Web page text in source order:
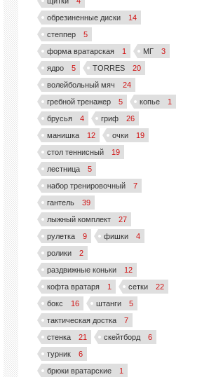
обрезиненные диски
14
степпер
5
форма вратарская
1 МГ
3
ядро
5 TORRES
20
волейбольный мяч
24
гребной тренажер
5 копье
1
брусья
4 гриф
26
манишка
12 очки
19
стол теннисный
19
лестница
5
набор тренировочный
7
гантель
39
лыжный комплект
27
рулетка
9 фишки
4
ролики
2
раздвижные коньки
12
кофта вратаря
1 сетки
22
бокс
16 штанги
5
тактическая достка
7
стенка
21 скейтборд
6
турник
6
брюки вратарские
1